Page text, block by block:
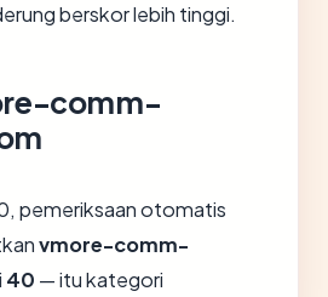
berskor lebih tinggi.
comm-
pemeriksaan otomatis
vmore-comm-
40 — itu kategori